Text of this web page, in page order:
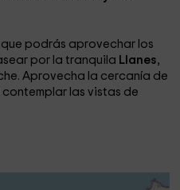
que podrás aprovechar los
por la tranquila Llanes,
Aprovecha la cercanía de
las vistas de